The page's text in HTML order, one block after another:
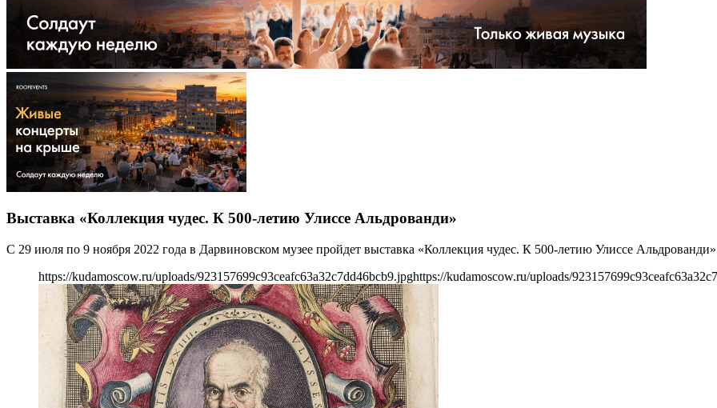
Выставка «Коллекция чудес. К 500-летию Улиссе Альдрованди»
С 29 июля по 9 ноября 2022 года в Дарвиновском музее пройдет выставка «Коллекция чудес. К 500-летию Улиссе
https://kudamoscow.ru/uploads/923157699c93ceafc63a32c7dd46bcb9.jpghttps://kudamoscow.ru/uploads/